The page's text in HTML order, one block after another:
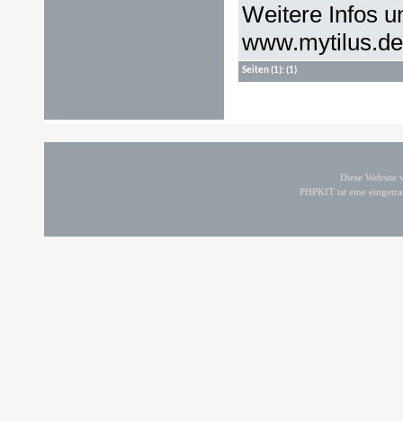
Weitere Infos
www.mytilus.de
Seiten(1): (1)
Diese
PHPKIT ist eine